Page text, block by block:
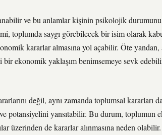
ve bu anlamlar kişinin psikolojik
toplumda saygı görebilecek bir isim olarak
kararlar almasına yol açabilir. Öte
ekonomik yaklaşım benimsemeye sevk
değil, aynı zamanda toplumsal kararları
yansıtabilir. Bu durum, toplumun
üzerinden de kararlar alınmasına neden